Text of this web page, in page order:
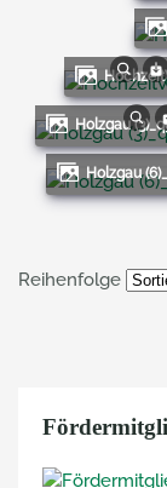
Holzgau
Holzgau
Reihenfolge